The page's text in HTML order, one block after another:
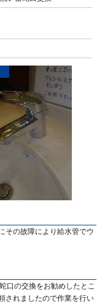
その故障により給水管でウ
口の交換をお勧めしたとこ
されましたので作業を行い